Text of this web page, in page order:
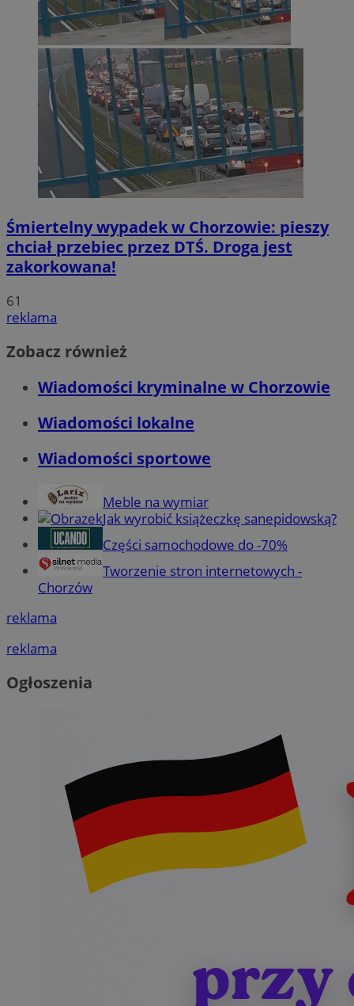
Śmiertelny wypadek w Chorzowie: pieszy
chciał przebiec przez DTŚ. Droga jest
zakorkowana!
61
reklama
Zobacz również
Wiadomości kryminalne w Chorzowie
Wiadomości lokalne
Wiadomości sportowe
Meble na wymiar
Jak wyrobić książeczkę sanepidowską?
Części samochodowe do -70%
Tworzenie stron internetowych -
Chorzów
reklama
reklama
Ogłoszenia